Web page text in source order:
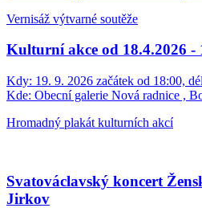
Vernisáž výtvarné soutěže
Kulturní akce od 18.4.2026 -
Kdy: 19. 9. 2026 začátek od 18:00,
Kde: Obecní galerie Nová radnice ,
Hromadný plakát kulturních akcí
Svatováclavský koncert
Jirkov